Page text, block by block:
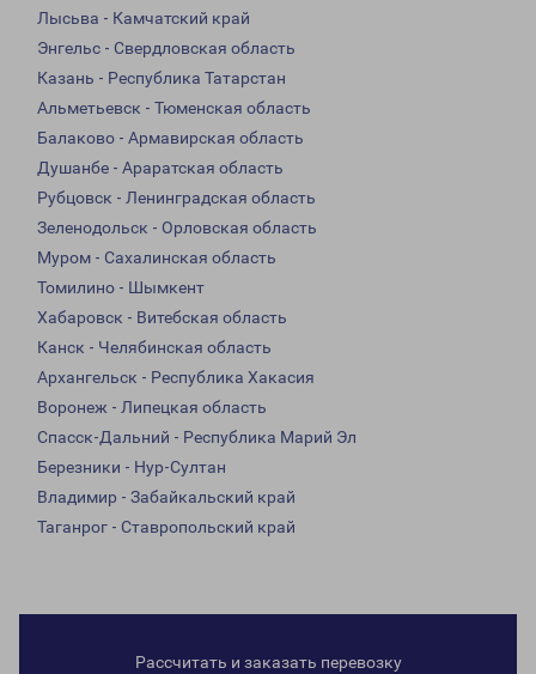
Лысьва - Камчатский край
Энгельс - Свердловская область
Казань - Республика Татарстан
Альметьевск - Тюменская область
Балаково - Армавирская область
Душанбе - Араратская область
Рубцовск - Ленинградская область
Зеленодольск - Орловская область
Муром - Сахалинская область
Томилино - Шымкент
Хабаровск - Витебская область
Канск - Челябинская область
Архангельск - Республика Хакасия
Воронеж - Липецкая область
Спасск-Дальний - Республика Марий Эл
Березники - Нур-Султан
Владимир - Забайкальский край
Таганрог - Ставропольский край
Рассчитать и заказать перевозку